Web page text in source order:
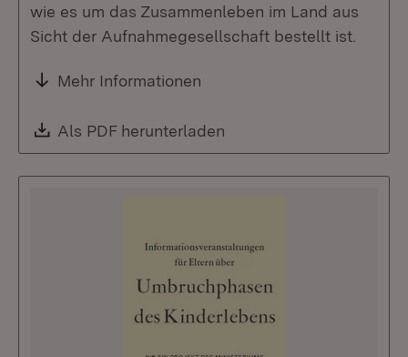
wie es um das Zusammenleben im Land aus
Sicht der Aufnahmegesellschaft bestellt ist.
Mehr Informationen
Download:
Als PDF herunterladen